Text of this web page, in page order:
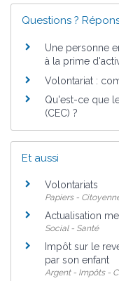
Questions ?
Une personne
à la prime
Volontariat :
Qu'est-ce que
(CEC) ?
Et aussi
Volontariats
Papiers -
Actualisation
Social - Santé
Impôt sur le
par son enfant
Argent - Impôts -